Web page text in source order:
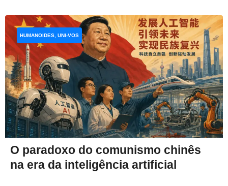
O paradoxo do comunismo chinês
na era da inteligência artificial
HUMANOIDES, UNI-VOS